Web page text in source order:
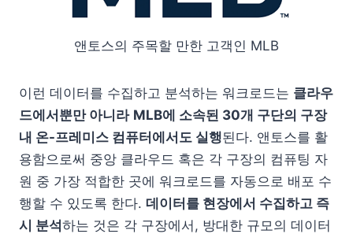
앤토스의 주목할 만한 고객인 MLB
이런 데이터를 수집하고 분석하는 워크로드는 클라우
드에서뿐만 아니라 MLB에 소속된 30개 구단의 구장
내 온-프레미스 컴퓨터에서도 실행된다. 앤토스를 활
용함으로써 중앙 클라우드 혹은 각 구장의 컴퓨팅 자
원 중 가장 적합한 곳에 워크로드를 자동으로 배포 수
행할 수 있도록 한다. 데이터를 현장에서 수집하고 즉
시 분석하는 것은 각 구장에서, 방대한 규모의 데이터